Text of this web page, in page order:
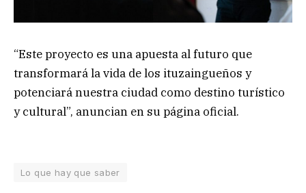
“Este proyecto es una apuesta al futuro que
transformará la vida de los ituzaingueños y
potenciará nuestra ciudad como destino turístico
y cultural”, anuncian en su página oficial.
Lo que hay que saber